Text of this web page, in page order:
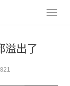
溢出了